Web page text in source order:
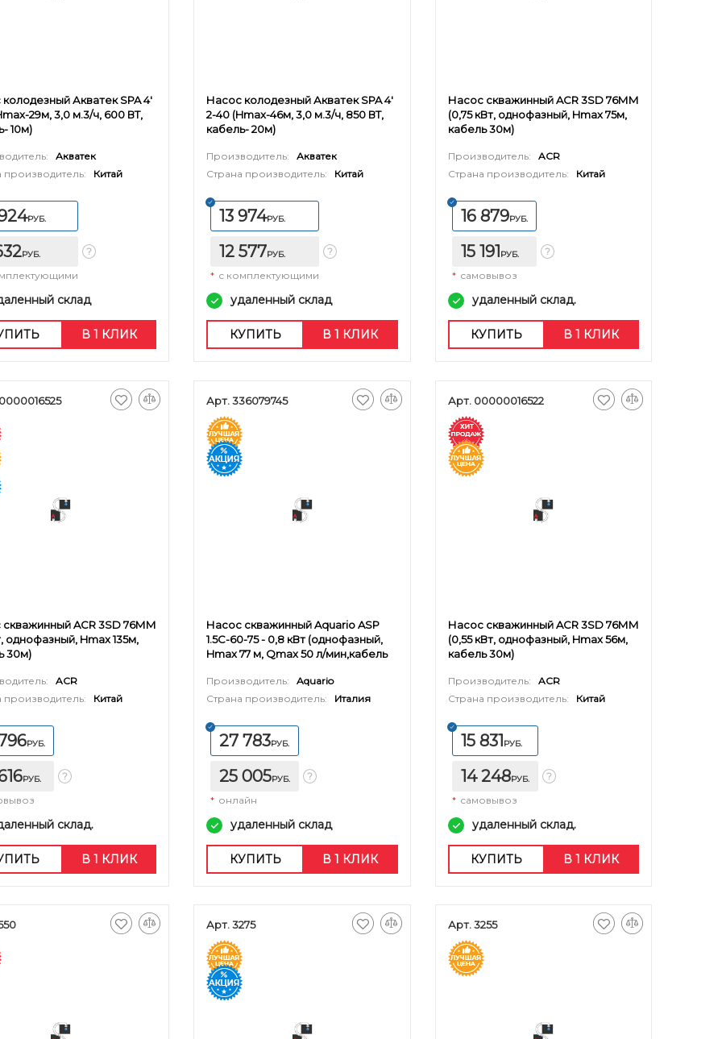
Акватек SPA 4'
29м, 3,0 м.3/ч, 600 ВТ,
10м)
Акватек
производитель:
Китай
РУБ.
РУБ.
склад
В 1 КЛИК
Насос колодезный Акватек SPA 4'
2-40 (Hmax-46м, 3,0 м.3/ч, 850 ВТ,
кабель- 20м)
Производитель:
Акватек
Страна производитель:
Китай
13 974РУБ.
12 577РУБ.
* с комплектующими
удаленный склад
КУПИТЬ В 1 КЛИК
Насос скважинный ACR 3SD 76ММ
(0,75 кВт, однофазный, Hmax 75м,
кабель 30м)
Производитель:
ACR
Страна производитель:
Китай
16 879РУБ.
15 191 РУБ.
* самовывоз
удаленный склад.
КУПИТЬ В 1 КЛИК
скважинный ACR 3SD 76ММ
однофазный, Hmax 135м,
30м)
ACR
производитель:
Китай
РУБ.
РУБ.
склад.
В 1 КЛИК
Арт. 336079745
Насос скважинный Aquario ASP
1.5C-60-75 - 0,8 кВт (однофазный,
Hmax 77 м, Qmax 50 л/мин,кабель
Производитель:
Aquario
Страна производитель:
Италия
27 783РУБ.
25 005РУБ.
* онлайн
удаленный склад
КУПИТЬ В 1 КЛИК
Арт. 00000016522
Насос скважинный ACR 3SD 76ММ
(0,55 кВт, однофазный, Hmax 56м,
кабель 30м)
Производитель:
ACR
Страна производитель:
Китай
15 831РУБ.
14 248РУБ.
* самовывоз
удаленный склад.
КУПИТЬ В 1 КЛИК
Арт. 3275 Арт. 3255